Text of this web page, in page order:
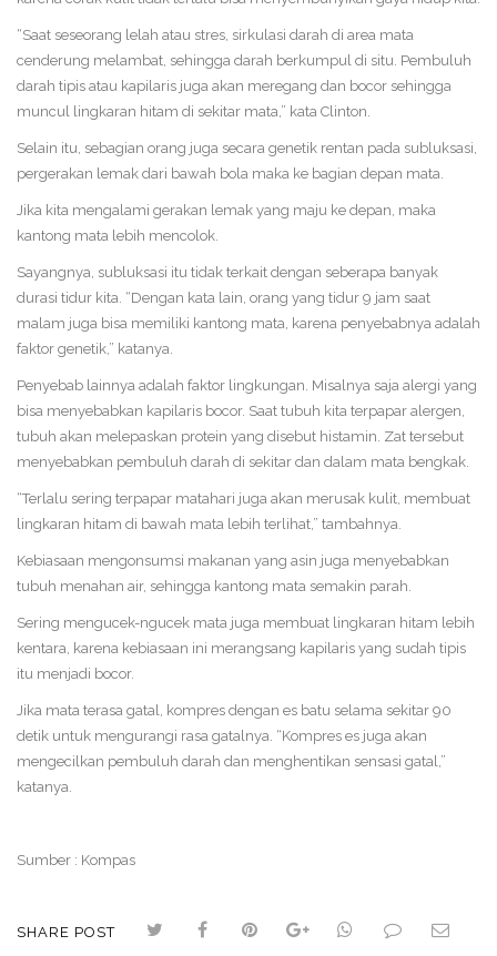
“Saat seseorang lelah atau stres, sirkulasi darah di area mata
cenderung melambat, sehingga darah berkumpul di situ. Pembuluh
darah tipis atau kapilaris juga akan meregang dan bocor sehingga
muncul lingkaran hitam di sekitar mata,” kata Clinton.
Selain itu, sebagian orang juga secara genetik rentan pada subluksasi,
pergerakan lemak dari bawah bola maka ke bagian depan mata.
Jika kita mengalami gerakan lemak yang maju ke depan, maka
kantong mata lebih mencolok.
Sayangnya, subluksasi itu tidak terkait dengan seberapa banyak
durasi tidur kita. “Dengan kata lain, orang yang tidur 9 jam saat
malam juga bisa memiliki kantong mata, karena penyebabnya adalah
faktor genetik,” katanya.
Penyebab lainnya adalah faktor lingkungan. Misalnya saja alergi yang
bisa menyebabkan kapilaris bocor. Saat tubuh kita terpapar alergen,
tubuh akan melepaskan protein yang disebut histamin. Zat tersebut
menyebabkan pembuluh darah di sekitar dan dalam mata bengkak.
“Terlalu sering terpapar matahari juga akan merusak kulit, membuat
lingkaran hitam di bawah mata lebih terlihat,” tambahnya.
Kebiasaan mengonsumsi makanan yang asin juga menyebabkan
tubuh menahan air, sehingga kantong mata semakin parah.
Sering mengucek-ngucek mata juga membuat lingkaran hitam lebih
kentara, karena kebiasaan ini merangsang kapilaris yang sudah tipis
itu menjadi bocor.
Jika mata terasa gatal, kompres dengan es batu selama sekitar 90
detik untuk mengurangi rasa gatalnya. “Kompres es juga akan
mengecilkan pembuluh darah dan menghentikan sensasi gatal,”
katanya.
Sumber : Kompas
SHARE POST